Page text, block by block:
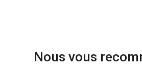
Nous vous